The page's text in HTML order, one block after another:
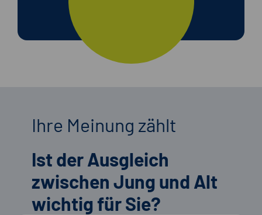
Ihre Meinung zählt
Ist der Ausgleich
zwischen Jung und Alt
wichtig für Sie?